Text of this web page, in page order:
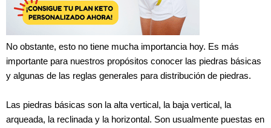
No obstante, esto no tiene mucha importancia hoy. Es más
importante para nuestros propósitos conocer las piedras básicas
y algunas de las reglas generales para distribución de piedras.
Las piedras básicas son la alta vertical, la baja vertical, la
arqueada, la reclinada y la horizontal. Son usualmente puestas en